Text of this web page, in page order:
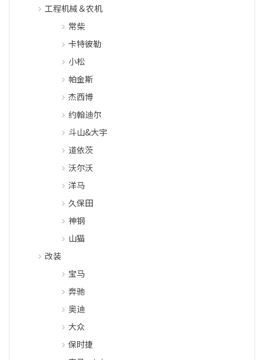
工程机械＆农机
常柴
卡特彼勒
小松
帕金斯
杰西博
约翰迪尔
斗山&大宇
道依茨
沃尔沃
洋马
久保田
神钢
山猫
改装
宝马
奔驰
奥迪
大众
保时捷